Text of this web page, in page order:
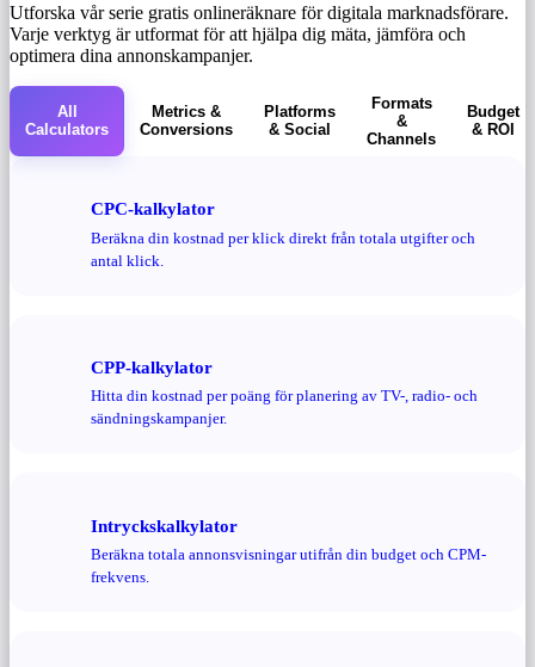
Utforska vår serie gratis onlineräknare för digitala marknadsförare.
Varje verktyg är utformat för att hjälpa dig mäta, jämföra och
optimera dina annonskampanjer.
All
Calculators
Metrics &
Conversions
Platforms
& Social
Formats
&
Channels
Budget
& ROI
CPC-kalkylator
Beräkna din kostnad per klick direkt från totala utgifter och
antal klick.
CPP-kalkylator
Hitta din kostnad per poäng för planering av TV-, radio- och
sändningskampanjer.
Intryckskalkylator
Beräkna totala annonsvisningar utifrån din budget och CPM-
frekvens.